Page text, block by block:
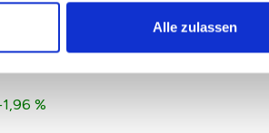
Alle zulassen
%